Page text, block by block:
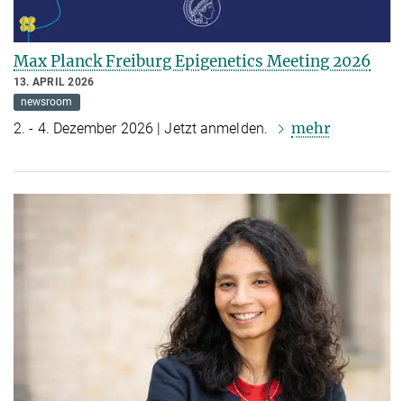
Max Planck Freiburg Epigenetics Meeting 2026
13. APRIL 2026
newsroom
2. - 4. Dezember 2026 | Jetzt anmelden. mehr